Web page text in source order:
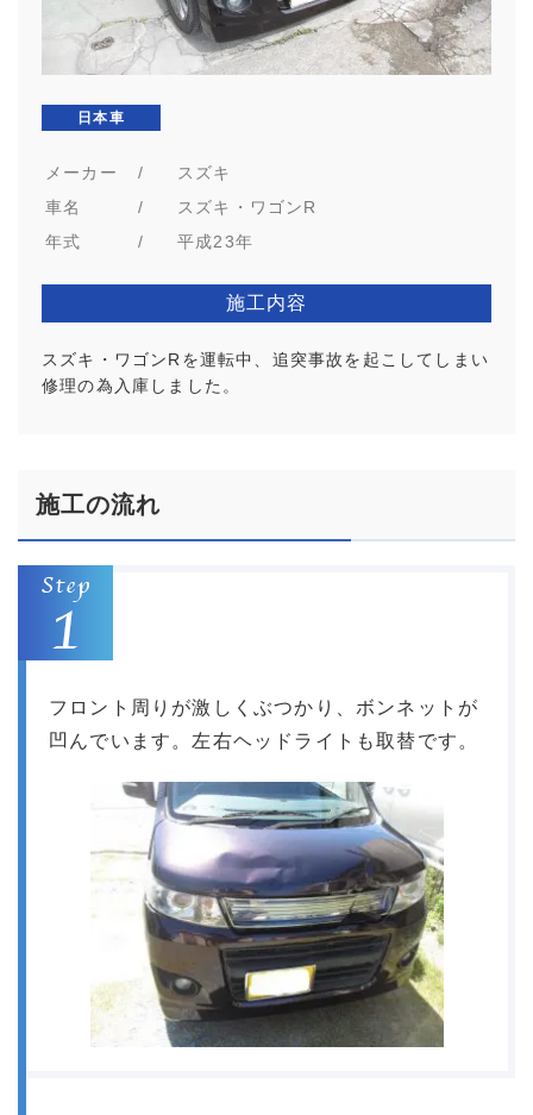
日本車
メーカー /
スズキ
車名
/
スズキ・ワゴンR
年式
/ 平成23年
施工内容
スズキ・ワゴンRを運転中、追突事故を起こしてしまい
修理の為入庫しました。
施工の流れ
フロント周りが激しくぶつかり、ボンネットが
凹んでいます。左右ヘッドライトも取替です。